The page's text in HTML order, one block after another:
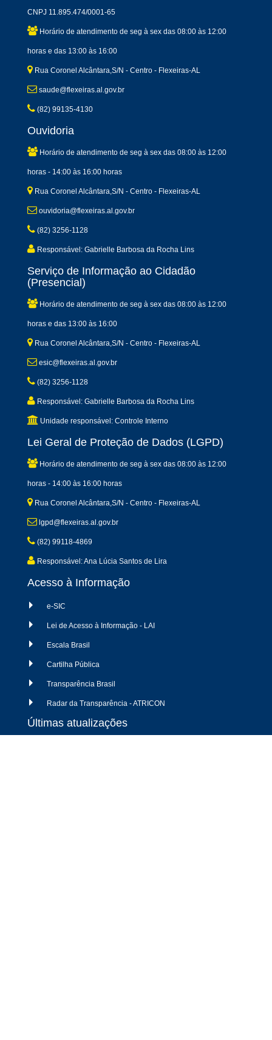
CNPJ 11.895.474/0001-65
Horário de atendimento de seg à sex das 08:00 às 12:00
horas e das 13:00 às 16:00
Rua Coronel Alcântara,S/N - Centro - Flexeiras-AL
saude@flexeiras.al.gov.br
(82) 99135-4130
Ouvidoria
Horário de atendimento de seg à sex das 08:00 às 12:00
horas - 14:00 às 16:00 horas
Rua Coronel Alcântara,S/N - Centro - Flexeiras-AL
ouvidoria@flexeiras.al.gov.br
(82) 3256-1128
Responsável: Gabrielle Barbosa da Rocha Lins
Serviço de Informação ao Cidadão
(Presencial)
Horário de atendimento de seg à sex das 08:00 às 12:00
horas e das 13:00 às 16:00
Rua Coronel Alcântara,S/N - Centro - Flexeiras-AL
esic@flexeiras.al.gov.br
(82) 3256-1128
Responsável: Gabrielle Barbosa da Rocha Lins
Unidade responsável: Controle Interno
Lei Geral de Proteção de Dados (LGPD)
Horário de atendimento de seg à sex das 08:00 às 12:00
horas - 14:00 às 16:00 horas
Rua Coronel Alcântara,S/N - Centro - Flexeiras-AL
lgpd@flexeiras.al.gov.br
(82) 99118-4869
Responsável: Ana Lúcia Santos de Lira
Acesso à Informação
e-SIC
Lei de Acesso à Informação - LAI
Escala Brasil
Cartilha Pública
Transparência Brasil
Radar da Transparência - ATRICON
Últimas atualizações